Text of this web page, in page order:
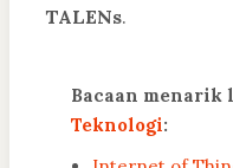
TALENs.
Bacaan
Teknologi: